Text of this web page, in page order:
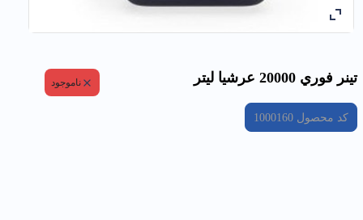
تينر فوري 20000 عرشيا ليتر ناموجود
کد محصول1000160